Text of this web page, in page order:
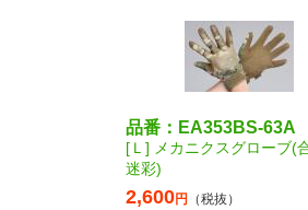
品番：EA353BS-63A
[Ｌ] メカニクスグローブ(
迷彩)
2,600円 （税抜）